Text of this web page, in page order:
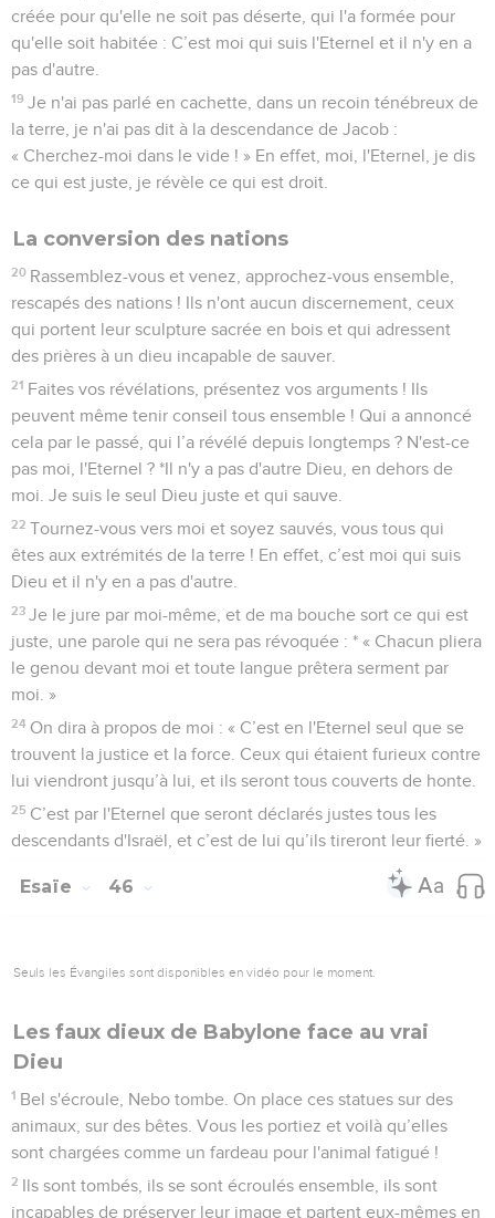
créée pour qu'elle ne soit pas déserte, qui l'a formée pour
qu'elle soit habitée : C’est moi qui suis l'Eternel et il n'y en a
pas d'autre.
19 Je n'ai pas parlé en cachette, dans un recoin ténébreux de
la terre, je n'ai pas dit à la descendance de Jacob :
« Cherchez-moi dans le vide ! » En effet, moi, l'Eternel, je dis
ce qui est juste, je révèle ce qui est droit.
La conversion des nations
20 Rassemblez-vous et venez, approchez-vous ensemble,
rescapés des nations ! Ils n'ont aucun discernement, ceux
qui portent leur sculpture sacrée en bois et qui adressent
des prières à un dieu incapable de sauver.
21 Faites vos révélations, présentez vos arguments ! Ils
peuvent même tenir conseil tous ensemble ! Qui a annoncé
cela par le passé, qui l’a révélé depuis longtemps ? N'est-ce
pas moi, l'Eternel ? *Il n'y a pas d'autre Dieu, en dehors de
moi. Je suis le seul Dieu juste et qui sauve.
22 Tournez-vous vers moi et soyez sauvés, vous tous qui
êtes aux extrémités de la terre ! En effet, c’est moi qui suis
Dieu et il n'y en a pas d'autre.
23 Je le jure par moi-même, et de ma bouche sort ce qui est
juste, une parole qui ne sera pas révoquée : * « Chacun pliera
le genou devant moi et toute langue prêtera serment par
moi. »
24 On dira à propos de moi : « C’est en l'Eternel seul que se
trouvent la justice et la force. Ceux qui étaient furieux contre
lui viendront jusqu’à lui, et ils seront tous couverts de honte.
25 C’est par l'Eternel que seront déclarés justes tous les
descendants d'Israël, et c’est de lui qu’ils tireront leur fierté. »
Esaïe 46
Seuls les Évangiles sont disponibles en vidéo pour le moment.
Les faux dieux de Babylone face au vrai
Dieu
1 Bel s'écroule, Nebo tombe. On place ces statues sur des
animaux, sur des bêtes. Vous les portiez et voilà qu’elles
sont chargées comme un fardeau pour l'animal fatigué !
2 Ils sont tombés, ils se sont écroulés ensemble, ils sont
incapables de préserver leur image et partent eux-mêmes en